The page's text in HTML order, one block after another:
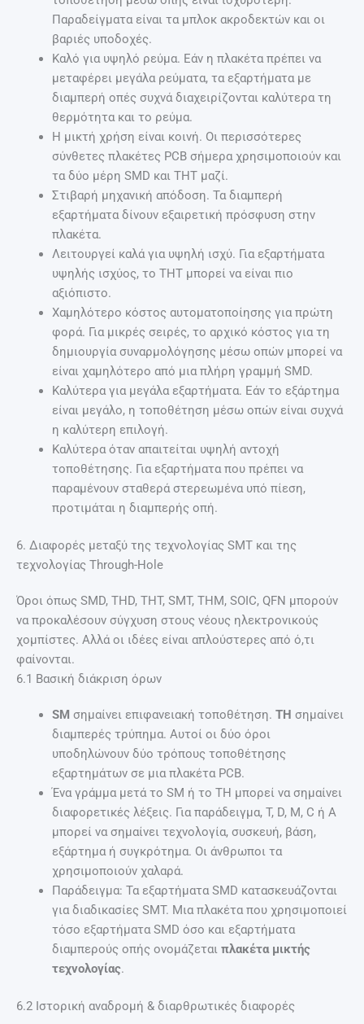
Παραδείγματα είναι τα μπλοκ ακροδεκτών και οι
βαριές υποδοχές.
Καλό για υψηλό ρεύμα. Εάν η πλακέτα πρέπει να
μεταφέρει μεγάλα ρεύματα, τα εξαρτήματα με
διαμπερή οπές συχνά διαχειρίζονται καλύτερα τη
θερμότητα και το ρεύμα.
Η μικτή χρήση είναι κοινή. Οι περισσότερες
σύνθετες πλακέτες PCB σήμερα χρησιμοποιούν και
τα δύο μέρη SMD και THT μαζί.
Στιβαρή μηχανική απόδοση. Τα διαμπερή
εξαρτήματα δίνουν εξαιρετική πρόσφυση στην
πλακέτα.
Λειτουργεί καλά για υψηλή ισχύ. Για εξαρτήματα
υψηλής ισχύος, το THT μπορεί να είναι πιο
αξιόπιστο.
Χαμηλότερο κόστος αυτοματοποίησης για πρώτη
φορά. Για μικρές σειρές, το αρχικό κόστος για τη
δημιουργία συναρμολόγησης μέσω οπών μπορεί να
είναι χαμηλότερο από μια πλήρη γραμμή SMD.
Καλύτερα για μεγάλα εξαρτήματα. Εάν το εξάρτημα
είναι μεγάλο, η τοποθέτηση μέσω οπών είναι συχνά
η καλύτερη επιλογή.
Καλύτερα όταν απαιτείται υψηλή αντοχή
τοποθέτησης. Για εξαρτήματα που πρέπει να
παραμένουν σταθερά στερεωμένα υπό πίεση,
προτιμάται η διαμπερής οπή.
6. Διαφορές μεταξύ της τεχνολογίας SMT και της
τεχνολογίας Through-Hole
Όροι όπως SMD, THD, THT, SMT, THM, SOIC, QFN μπορούν
να προκαλέσουν σύγχυση στους νέους ηλεκτρονικούς
χομπίστες. Αλλά οι ιδέες είναι απλούστερες από ό,τι
φαίνονται.
6.1 Βασική διάκριση όρων
SM σημαίνει επιφανειακή τοποθέτηση. TH σημαίνει
διαμπερές τρύπημα. Αυτοί οι δύο όροι
υποδηλώνουν δύο τρόπους τοποθέτησης
εξαρτημάτων σε μια πλακέτα PCB.
Ένα γράμμα μετά το SM ή το TH μπορεί να σημαίνει
διαφορετικές λέξεις. Για παράδειγμα, T, D, M, C ή A
μπορεί να σημαίνει τεχνολογία, συσκευή, βάση,
εξάρτημα ή συγκρότημα. Οι άνθρωποι τα
χρησιμοποιούν χαλαρά.
Παράδειγμα: Τα εξαρτήματα SMD κατασκευάζονται
για διαδικασίες SMT. Μια πλακέτα που χρησιμοποιεί
τόσο εξαρτήματα SMD όσο και εξαρτήματα
διαμπερούς οπής ονομάζεται πλακέτα μικτής
τεχνολογίας.
6.2 Ιστορική αναδρομή & διαρθρωτικές διαφορές